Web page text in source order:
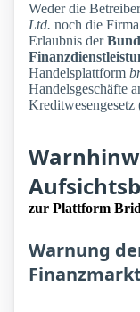
Weder die
Ltd. noch die Firma
Erlaubnis der
Handelsplattform
Handelsgeschäfte
zur Plattform
Warnung